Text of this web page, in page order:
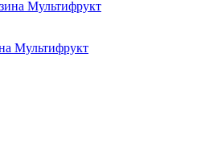
Мультифрукт